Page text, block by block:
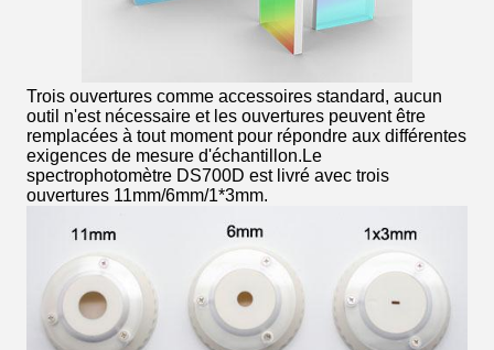
Trois ouvertures comme accessoires standard, aucun
outil n'est nécessaire et les ouvertures peuvent être
remplacées à tout moment pour répondre aux différentes
exigences de mesure d'échantillon.Le
spectrophotomètre DS700D est livré avec trois
ouvertures 11mm/6mm/1*3mm.